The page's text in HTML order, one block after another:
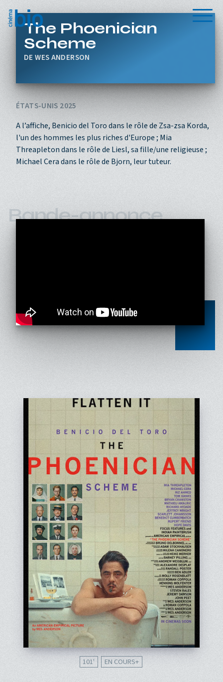
The Phoenician
Scheme
WES ANDERSON
ÉTATS-UNIS 2025
A l’affiche, Benicio del Toro dans le rôle de Zsa-zsa Korda,
l'un des hommes les plus riches d'Europe ; Mia
Threapleton dans le rôle de Liesl, sa fille/une religieuse ;
Michael Cera dans le rôle de Bjorn, leur tuteur.
Bande-annonce
101' EN COURS